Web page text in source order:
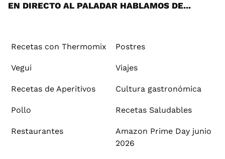
EN DIRECTO AL PALADAR HABLAMOS DE...
Recetas con Thermomix Postres
Vegui Viajes
Recetas de Aperitivos Cultura gastronómica
Pollo Recetas Saludables
Restaurantes
Amazon Prime Day junio
2026